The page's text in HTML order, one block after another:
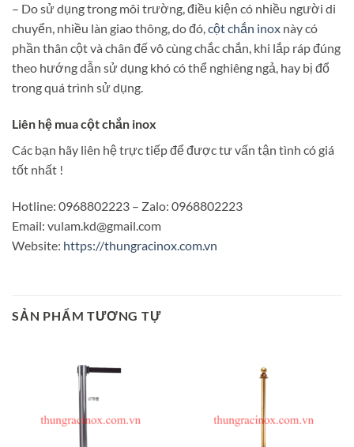
– Do sử dụng trong môi trường, điều kiện có nhiều người di
chuyển, nhiều làn giao thông, do đó,cột chắn inox này có
phần thân cột và chân đế vô cùng chắc chắn, khi lắp ráp đúng
theo hướng dẫn sử dụng khó có thể nghiêng ngả, hay bị đổ
trong quá trình sử dụng.
Liên hệ mua cột chắn inox
Các bạn hãy liên hệ trực tiếp để được tư vấn tận tình có giá
tốt nhất !
Hotline: 0968802223 – Zalo: 0968802223
Email: vulam.kd@gmail.com
Website: https://thungracinox.com.vn
SẢN PHẨM TƯƠNG TỰ